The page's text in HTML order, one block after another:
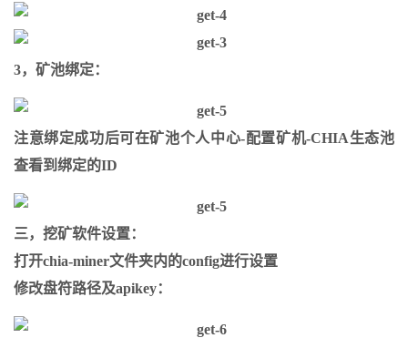
3，矿池绑定：
注意绑定成功后可在矿池个人中心-配置矿机-CHIA生态池
查看到绑定的ID
三，挖矿软件设置：
打开chia-miner文件夹内的config进行设置
修改盘符路径及apikey：